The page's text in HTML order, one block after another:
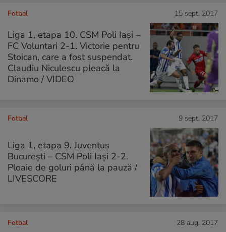
Fotbal 15 sept. 2017
Liga 1, etapa 10. CSM Poli Iași –
FC Voluntari 2-1. Victorie pentru
Stoican, care a fost suspendat.
Claudiu Niculescu pleacă la
Dinamo / VIDEO
Fotbal 9 sept. 2017
Liga 1, etapa 9. Juventus
București – CSM Poli Iași 2-2.
Ploaie de goluri până la pauză /
LIVESCORE
Fotbal 28 aug. 2017